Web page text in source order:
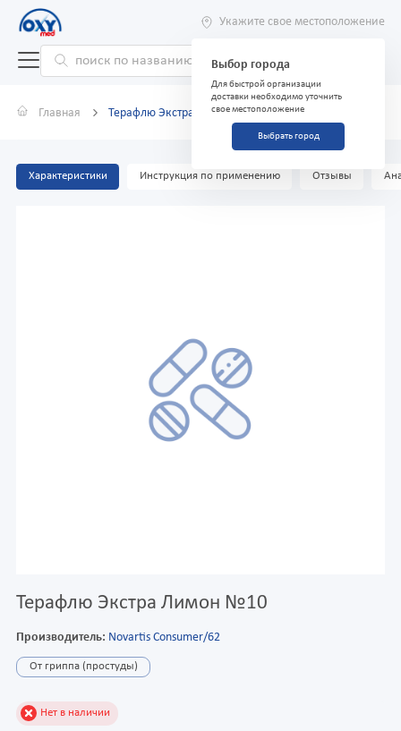
Укажите свое местоположение
Выбор города
Для быстрой организации
доставки необходимо уточнить
свое местоположение
Выбрать город
Главная Терафлю Экстра Лимон №10
Характеристики Инструкция по применению Отзывы
Терафлю Экстра Лимон №10
Производитель: Novartis Consumer/62
От гриппа (простуды)
Нет в наличии